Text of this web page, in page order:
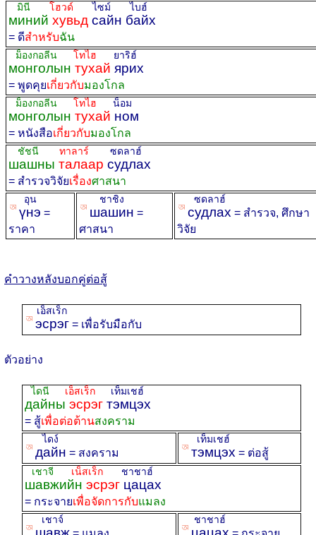
миний хувьд сайн байх
มินี โฮวด์ ไซม์ ไบฮ์
= ดีสำหรับฉัน
монголын тухай ярих
ม็องกอลีน โทไฮ ยาริฮ์
= พูดคุยเกี่ยวกับมองโกล
монголын тухай ном
ม็องกอลีน โทไฮ น็อม
= หนังสือเกี่ยวกับมองโกล
шашны талаар судлах
ชัชนี ทาลาร์ ซดลาฮ์
= สำรวจวิจัยเรื่องศาสนา
ꡐ үнэ
อุน
=
ราคา
ꡐ шашин
ชาชิง
=
ศาสนา
ꡐ судлах
ซดลาฮ์
= สำรวจ, ศึกษา
วิจัย
คำวางหลังบอกคู่ต่อสู้
ꡐ эсрэг
เอ็สเร็ก
= เพื่อรับมือกับ
ตัวอย่าง
дайны эсрэгтэмцэх
ไดนี เอ็สเร็กเท็มเชฮ์
= สู้เพื่อต่อต้านสงคราม
ꡐ дайн
ไดง์
= สงคราม ꡐ тэмцэх
เท็มเชฮ์
= ต่อสู้
шавжийн эсрэгцацах
เชาจี เน็สเร็ก ชาชาฮ์
= กระจายเพื่อจัดการกับแมลง
ꡐ
เชาจ์
ꡐ
ชาชาฮ์